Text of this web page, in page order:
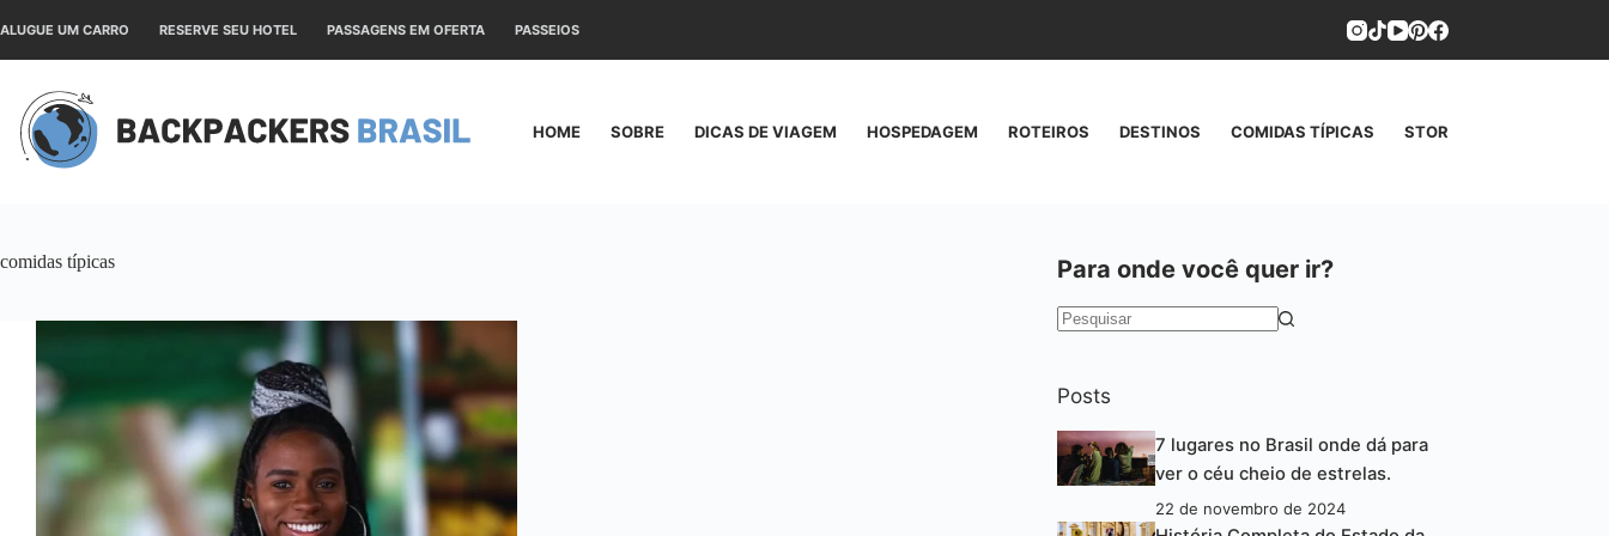
para
ALUGUE UM CARRO RESERVE SEU HOTEL PASSAGENS EM OFERTA PASSEIOS
HOME SOBRE DICAS DE VIAGEM HOSPEDAGEM ROTEIROS DESTINOS COMIDAS TÍPICAS STORIES
comidas típicas Para onde você quer ir?
Posts
7 lugares no Brasil onde dá para
ver o céu cheio de estrelas.
22 de novembro de 2024